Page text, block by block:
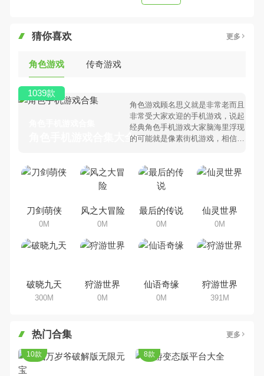
猜你喜欢 更多
角色游戏 传奇游戏
角色手机游戏合集大全 >
角色游戏顾名思义就是非常老而且
非常受大家欢迎的手机游戏，说起
经典角色手机游戏大家脑海里浮现
的可能就是像素街机游戏，相信很
色手机游戏有哪些呢？游戏今天，
乐途下载站小编芒果味的怪咖给大
集，欢迎大家前来选择下载体验
1039款
刀剑萌侠
0M
风之大冒险
0M
最后的传说
0M
仙灵世界
0M
破晓九天
300M
狩游世界
0M
仙语奇缘
0M
狩游世界
391M
热门合集 更多
10款 8款